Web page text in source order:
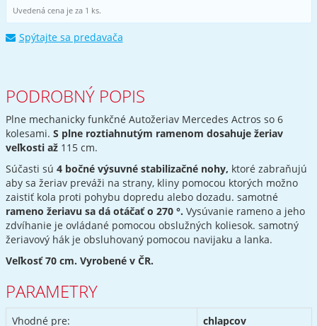
Uvedená cena je za 1 ks.
Spýtajte sa predavača
PODROBNÝ POPIS
Plne mechanicky funkčné Autožeriav Mercedes Actros so 6
kolesami. S plne roztiahnutým ramenom dosahuje žeriav
veľkosti až115 cm.
Súčasti sú 4 bočné výsuvné stabilizačné nohy, ktoré zabraňujú
aby sa žeriav preváži na strany, kliny pomocou ktorých možno
zaistiť kola proti pohybu dopredu alebo dozadu. samotné
rameno žeriavu sa dá otáčať o 270 °. Vysúvanie rameno a jeho
zdvíhanie je ovládané pomocou obslužných koliesok. samotný
žeriavový hák je obsluhovaný pomocou navijaku a lanka.
Veľkosť 70 cm. Vyrobené v ČR.
PARAMETRY
Vhodné pre: chlapcov